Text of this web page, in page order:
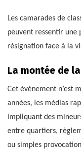
Les camarades de
peuvent ressentir une
résignation face à la
La montée de
Cet événement n’est
années, les médias
impliquant des
entre quartiers,
ou simples